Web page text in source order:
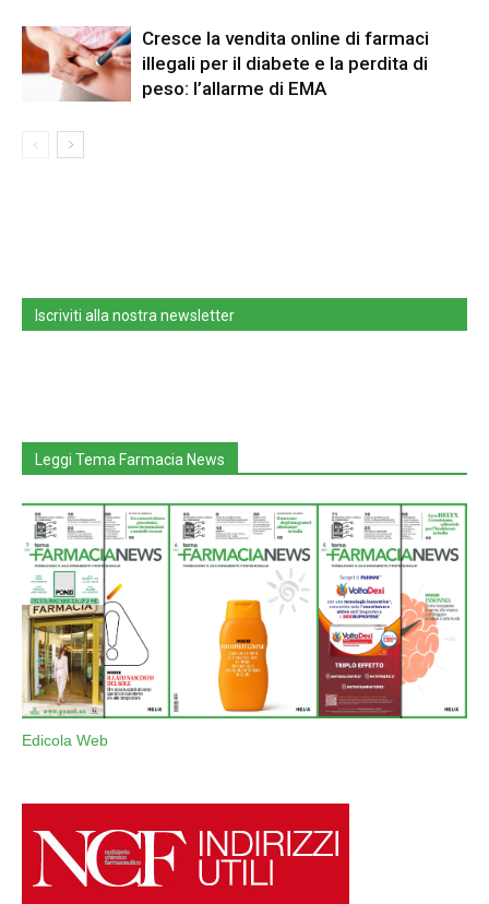
Cresce la vendita online di farmaci
illegali per il diabete e la perdita di
peso: l’allarme di EMA
Iscriviti alla nostra newsletter
Leggi Tema Farmacia News
Edicola Web